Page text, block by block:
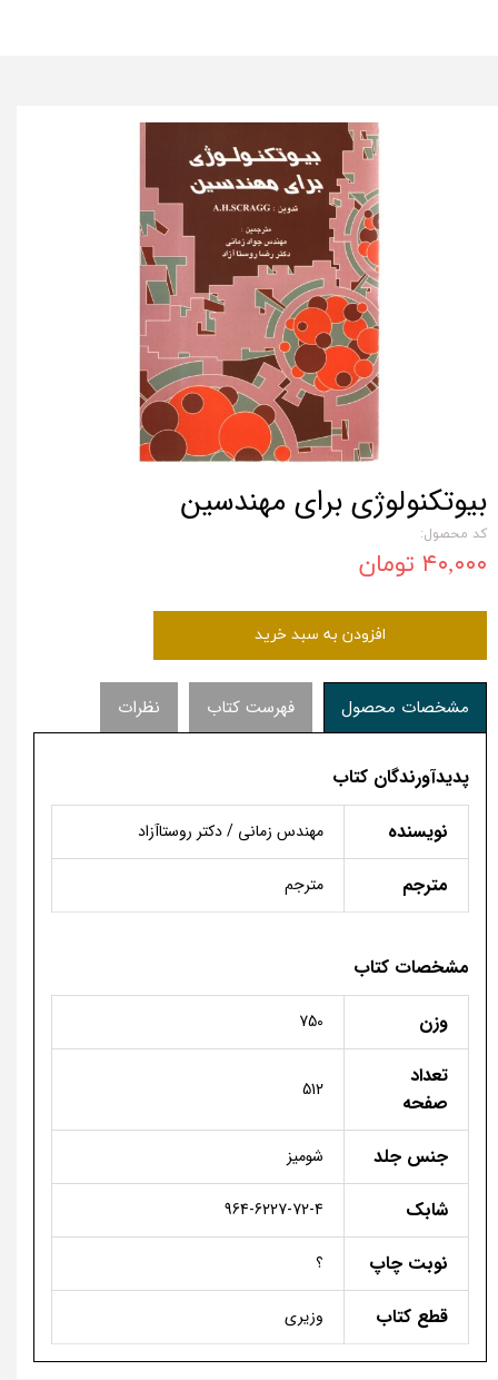
بیوتکنولوژی برای مهندسین
کد محصول:
۴۰,۰۰۰ تومان
افزودن به سبد خرید
مشخصات محصول فهرست کتاب نظرات
پدیدآورندگان کتاب
نویسنده
مهندس زمانی / دکتر روستاآزاد
مترجم مترجم
مشخصات کتاب
وزن
750
تعداد
صفحه
512
جنس جلد شومیز
شابک 964-6227-72-4
نوبت چاپ ؟
قطع کتاب وزیری